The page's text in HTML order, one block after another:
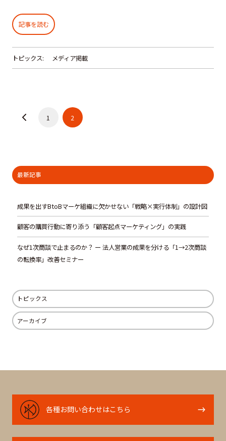
記事を読む
トピックス: メディア掲載
1 2
最新記事
成果を出すBtoBマーケ組織に欠かせない「戦略×実行体制」の設計図
顧客の購買行動に寄り添う「顧客起点マーケティング」の実践
なぜ1次商談で止まるのか？ ー 法人営業の成果を分ける「1→2次商談
の転換率」改善セミナー
トピックス
アーカイブ
各種お問い合わせはこちら